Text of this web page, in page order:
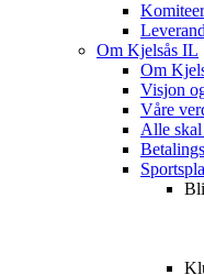
Komiteer
Om Kjelsås IL
Om
Visjon
Våre
Alle skal